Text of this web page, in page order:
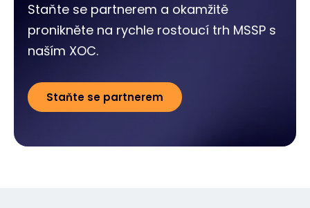
Staňte se partnerem a okamžitě
pronikněte na rychle rostoucí trh MSSP s
naším XOC.
Staňte se partnerem